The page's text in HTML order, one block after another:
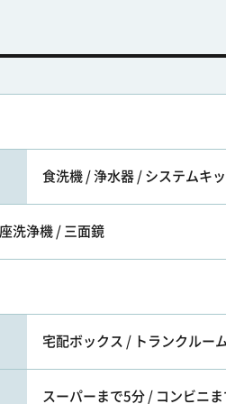
食洗機 / 浄水器 / システムキ
洗浄機 / 三面鏡
宅配ボックス / トランクルー
スーパーまで5分 / コンビニ